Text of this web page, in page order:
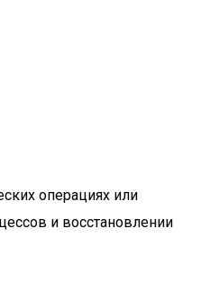
операциях или
и восстановлении